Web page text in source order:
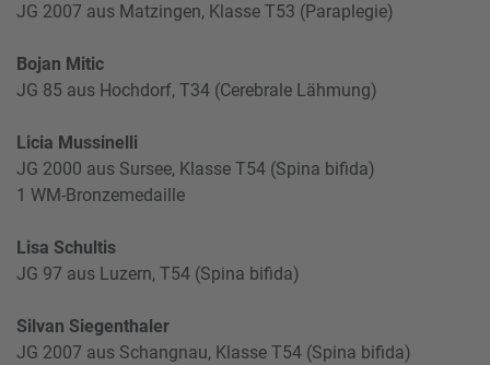
JG 2007 aus Matzingen, Klasse T53 (Paraplegie)
Bojan Mitic
JG 85 aus Hochdorf, T34 (Cerebrale Lähmung)
Licia Mussinelli
JG 2000 aus Sursee, Klasse T54 (Spina bifida)
1 WM-Bronzemedaille
Lisa Schultis
JG 97 aus Luzern, T54 (Spina bifida)
Silvan Siegenthaler
JG 2007 aus Schangnau, Klasse T54 (Spina bifida)